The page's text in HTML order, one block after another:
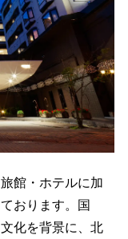
館・ホテルに加
おります。国
化を背景に、北